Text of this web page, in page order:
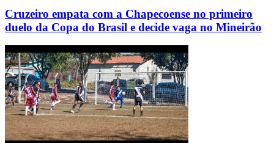
Cruzeiro empata com a Chapecoense no primeiro
duelo da Copa do Brasil e decide vaga no Mineirão